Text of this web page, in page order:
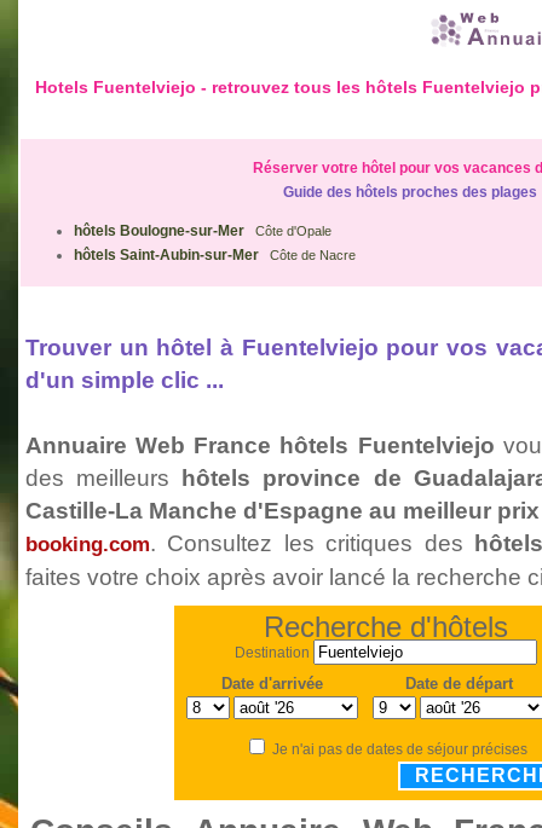
Hotels Fuentelviejo - retrouvez tous les hôtels Fuentelviejo
Réserver votre hôtel pour vos vacances
Guide des hôtels proches des plages
hôtels Boulogne-sur-Mer Côte d'Opale
hôtels Saint-Aubin-sur-Mer Côte de Nacre
Trouver un hôtel à Fuentelviejo pour vos
d'un simple clic ...
Annuaire Web France hôtels Fuentelviejo
des meilleurs
hôtels province de
Castille-La Manche d'Espagne au meilleur
booking.com. Consultez les critiques des
faites votre choix après avoir lancé la recherche
Recherche d'hôtels
Destination
Date d'arrivée Date de départ
Je n'ai pas de dates de séjour précises